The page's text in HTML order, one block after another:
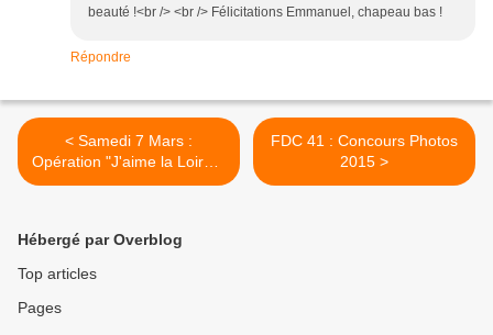
beauté !<br /> <br /> Félicitations Emmanuel, chapeau bas !
Répondre
< Samedi 7 Mars :
Opération "J'aime la Loire...
Propre !"
FDC 41 : Concours Photos
2015 >
Hébergé par Overblog
Top articles
Pages